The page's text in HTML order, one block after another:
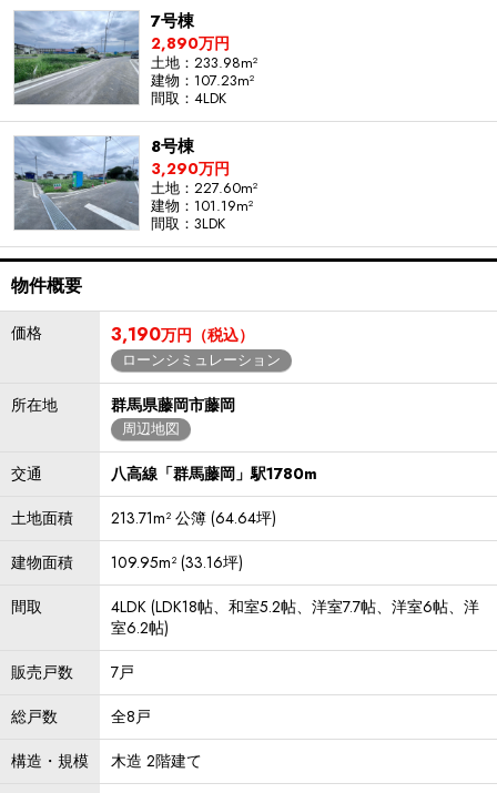
7号棟
2,890万円
土地：233.98m²
建物：107.23m²
間取：4LDK
8号棟
3,290万円
土地：227.60m²
建物：101.19m²
間取：3LDK
物件概要
価格 3,190万円（税込）
ローンシミュレーション
所在地 群馬県藤岡市藤岡
周辺地図
交通
八高線「群馬藤岡」駅1780m
土地面積
213.71m² 公簿 (64.64坪)
建物面積
109.95m² (33.16坪)
間取
4LDK (LDK18帖、和室5.2帖、洋室7.7帖、洋室6帖、洋
室6.2帖)
販売戸数
7戸
総戸数
全8戸
構造・規模
木造 2階建て